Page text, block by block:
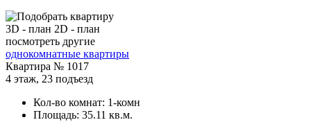
3D - план 2D - план
посмотреть другие
однокомнатные квартиры
Квартира № 1017
4 этаж, 23 подъезд
Кол-во комнат: 1-комн
Площадь: 35.11 кв.м.